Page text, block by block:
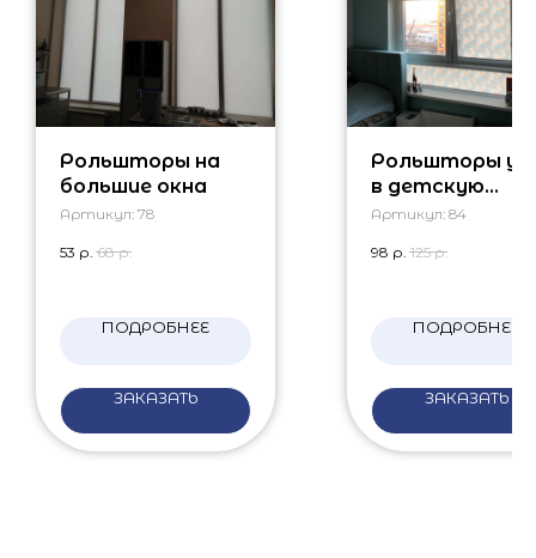
Рольшторы на
большие окна
Артикул: 78
53 р. 68 р.
ПОДРОБНЕЕ
ЗАКАЗАТЬ
Рольшторы
в детскую
комнату
Артикул: 84
98 р. 125 р.
ПОДРОБНЕЕ
ЗАКАЗАТЬ